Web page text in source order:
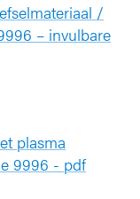
/
– invulbare
plasma
9996 - pdf